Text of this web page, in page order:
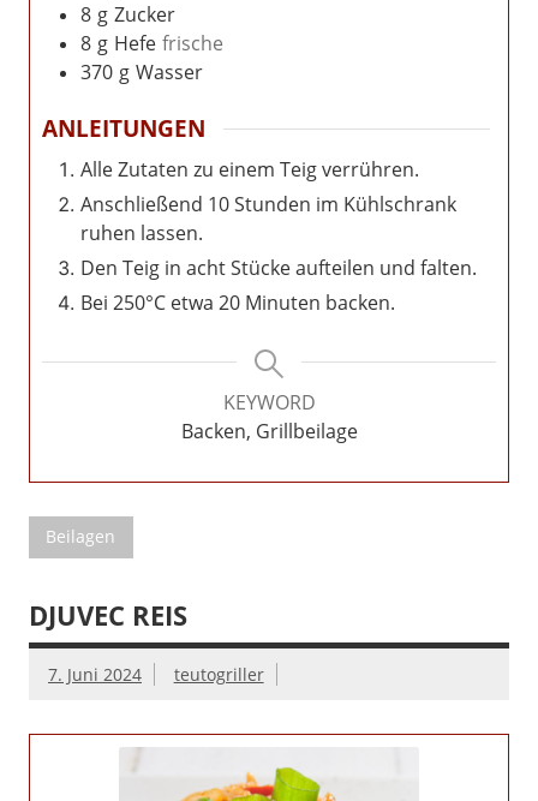
8 g Zucker
8 g Hefe frische
370 g Wasser
ANLEITUNGEN
Alle Zutaten zu einem Teig verrühren.
Anschließend 10 Stunden im Kühlschrank
ruhen lassen.
Den Teig in acht Stücke aufteilen und falten.
Bei 250°C etwa 20 Minuten backen.
KEYWORD
Backen, Grillbeilage
Beilagen
DJUVEC REIS
7. Juni 2024 teutogriller